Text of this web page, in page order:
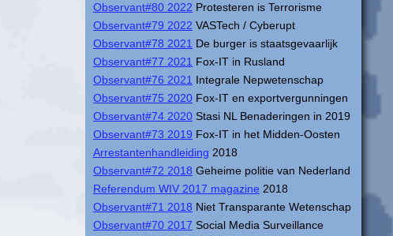
Observant#80 2022 Protesteren is Terrorisme
Observant#79 2022 VASTech / Cyberupt
Observant#78 2021 De burger is staatsgevaarlijk
Observant#77 2021 Fox-IT in Rusland
Observant#76 2021 Integrale Nepwetenschap
Observant#75 2020 Fox-IT en exportvergunningen
Observant#74 2020 Stasi NL Benaderingen in 2019
Observant#73 2019 Fox-IT in het Midden-Oosten
Arrestantenhandleiding 2018
Observant#72 2018 Geheime politie van Nederland
Referendum WIV 2017 magazine 2018
Observant#71 2018 Niet Transparante Wetenschap
Observant#70 2017 Social Media Surveillance